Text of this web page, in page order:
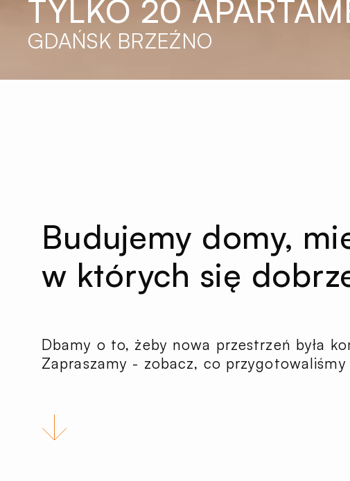
TYLKO 20
GDAŃSK BRZEŹNO
Budujemy domy,
w których się
Dbamy o to, żeby nowa przestrzeń była
Zapraszamy - zobacz, co przygotowaliśmy